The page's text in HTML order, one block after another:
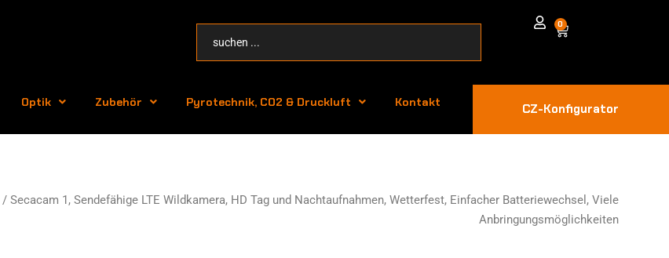
0
Optik Zubehör Pyrotechnik, CO2 & Druckluft Kontakt CZ-Konfigurator
/ Secacam 1, Sendefähige LTE Wildkamera, HD Tag und Nachtaufnahmen, Wetterfest, Einfacher Batteriewechsel, Viele
Anbringungsmöglichkeiten